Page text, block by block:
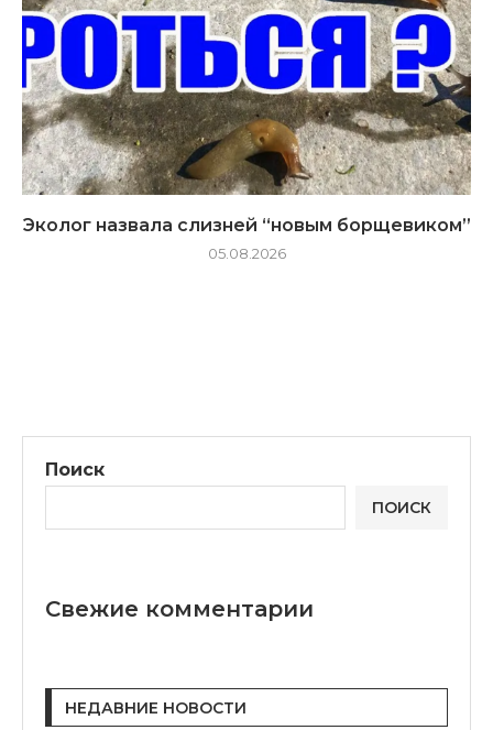
Эколог назвала слизней “новым борщевиком”
05.08.2026
Поиск
ПОИСК
Свежие комментарии
НЕДАВНИЕ НОВОСТИ